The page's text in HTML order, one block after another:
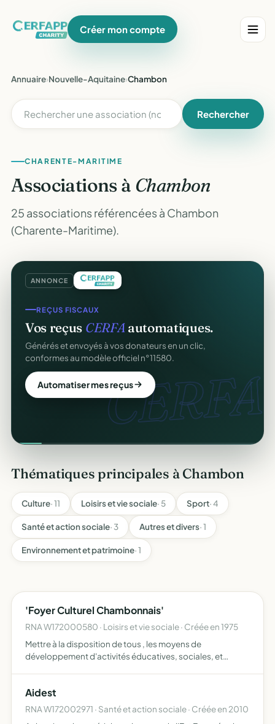
Créer mon compte
Annuaire›Nouvelle-Aquitaine›Chambon
Rechercher
CHARENTE-MARITIME
Associations à Chambon
25 associations référencées à Chambon
(Charente-Maritime).
ANNONCE
CERFA.
REÇUS FISCAUX
Vos reçus CERFAautomatiques.
Générés et envoyés à vos donateurs en un clic,
conformes au modèle officiel n°11580.
Automatiser mes reçus
Thématiques principales à Chambon
Culture· 11 Loisirs et vie sociale· 5 Sport· 4
Santé et action sociale· 3 Autres et divers· 1
Environnement et patrimoine· 1
'Foyer Culturel Chambonnais'
RNA W172000580 · Loisirs et vie sociale · Créée en 1975
Mettre à la disposition de tous , les moyens de
développement d'activités éducatives, sociales, et
économique e…
Aidest
RNA W172002971 · Santé et action sociale · Créée en 2010